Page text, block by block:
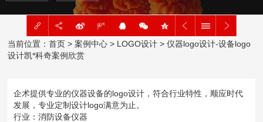
当前位置：首页 >案例中心 > LOGO设计 > 仪器logo设计-设备logo
设计凯*科奇案例欣赏
企术提供专业的仪器设备的logo设计，符合行业特性，顺应时代
发展，专业定制设计logo满意为止。
行业：消防设备仪器